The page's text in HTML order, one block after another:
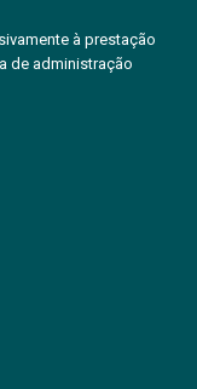
à prestação
de administração